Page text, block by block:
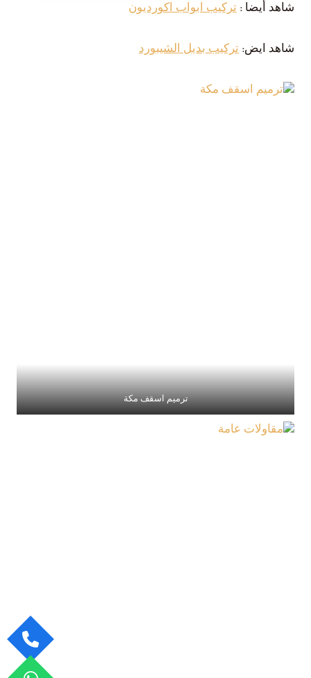
شاهد أيضا : تركيب ابواب اكورديون
شاهد ايض: تركيب بديل الشيبورد
ترميم اسقف مكة